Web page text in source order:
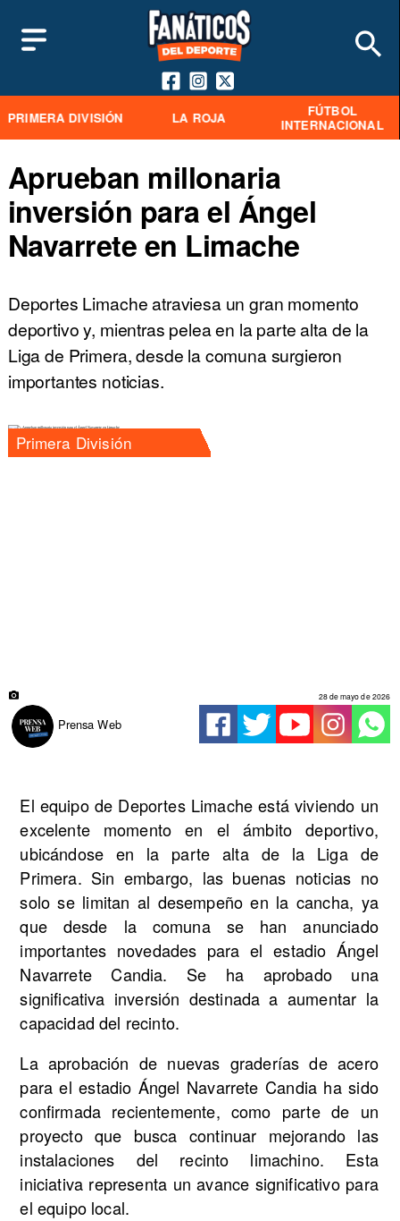
PRIMERA DIVISIÓN LA ROJA
FÚTBOL
INTERNACIONAL
Aprueban millonaria
inversión para el Ángel
Navarrete en Limache
Deportes Limache atraviesa un gran momento
deportivo y, mientras pelea en la parte alta de la
Liga de Primera, desde la comuna surgieron
importantes noticias.
Primera División
Prensa Web
28 de mayo de 2026
El equipo de Deportes Limache está viviendo un
excelente momento en el ámbito deportivo,
ubicándose en la parte alta de la Liga de
Primera. Sin embargo, las buenas noticias no
solo se limitan al desempeño en la cancha, ya
que desde la comuna se han anunciado
importantes novedades para el estadio Ángel
Navarrete Candia. Se ha aprobado una
significativa inversión destinada a aumentar la
capacidad del recinto.
La aprobación de nuevas graderías de acero
para el estadio Ángel Navarrete Candia ha sido
confirmada recientemente, como parte de un
proyecto que busca continuar mejorando las
instalaciones del recinto limachino. Esta
iniciativa representa un avance significativo para
el equipo local.